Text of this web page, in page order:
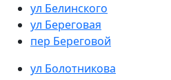
ул Белинского
ул Береговая
пер Береговой
ул Болотникова